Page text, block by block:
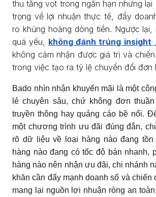
thu tăng vọt trong ngắn hạn nhưng lại
trọng về lợi nhuận thực tế, đẩy
ro khủng hoảng dòng tiền. Ngược
quá yếu, không đánh trúng insight
không cảm nhận được giá trị và
trong việc tạo ra tỷ lệ chuyển đổi đơn
Bado nhìn nhận khuyến mãi là một
lẻ chuyên sâu, chứ không đơn
truyền thông hay quảng cáo bề nổi.
một chương trình ưu đãi đúng đắn,
rõ dữ liệu về loại hàng nào đang tồn
hàng nào đang có tốc độ bán nhanh,
hàng nào nên nhận ưu đãi, chi nhánh
khăn cần đẩy mạnh doanh số và
mang lại nguồn lợi nhuận ròng an